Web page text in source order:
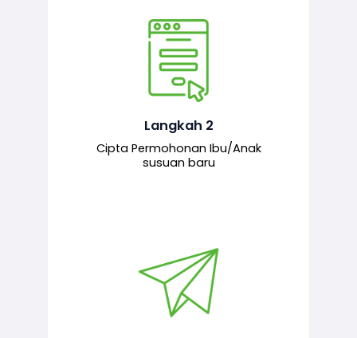
Langkah 2
Cipta Permohonan Ibu/Anak
susuan baru
Pemohon mengisi borang
permohonan bagi pendaftaran
baharu melalui sistem.
Permohonan yang lengkap dihantar
untuk proses semakan dan